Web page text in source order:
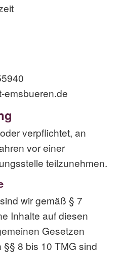
emsbueren.de
verpflichtet, an
vor einer
teilzunehmen.
wir gemäß § 7
Inhalte auf diesen
Gesetzen
8 bis 10 TMG sind